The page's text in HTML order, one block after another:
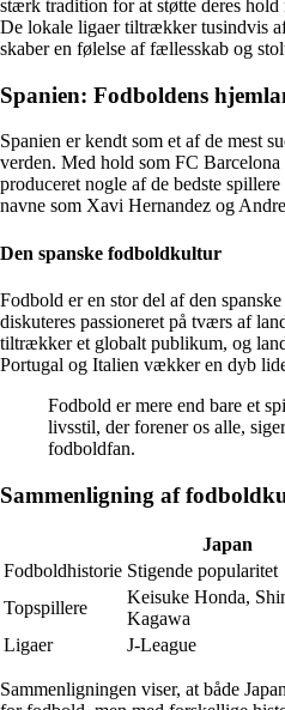
stærk tradition for at støtte deres hold
De lokale ligaer tiltrækker tusindvis
skaber en følelse af fællesskab og
Spanien: Fodboldens
Spanien er kendt som et af de mest
verden. Med hold som FC
produceret nogle af de bedste
navne som Xavi Hernandez og
Den spanske fodboldkultur
Fodbold er en stor del af den
diskuteres passioneret på tværs af
tiltrækker et globalt publikum, og
Portugal og Italien vækker en dyb
Fodbold er mere end bare et
livsstil, der forener os alle,
fodboldfan.
Sammenligning af
Japan
Fodboldhistorie Stigende popularitet
Topspillere
Keisuke Honda,
Kagawa
Ligaer
J-League
Sammenligningen viser, at både